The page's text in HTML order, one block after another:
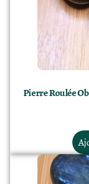
Pierre Roulée